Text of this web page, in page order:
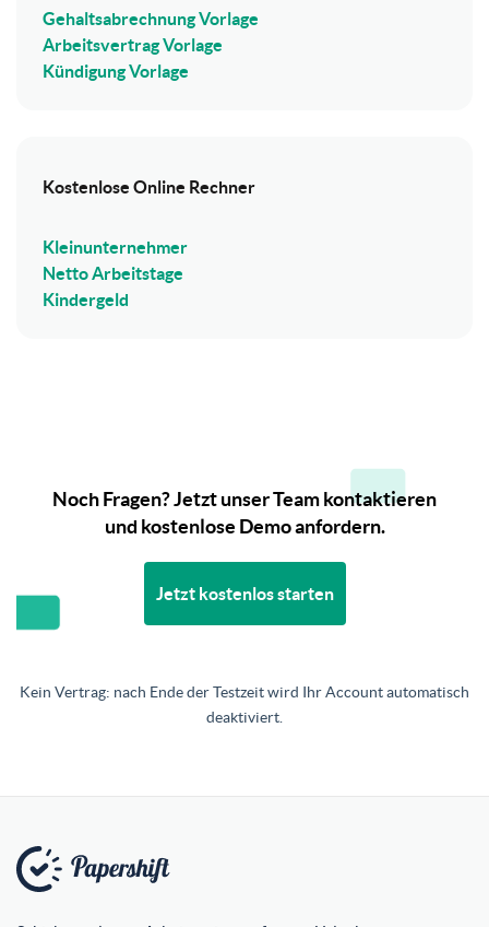
Gehaltsabrechnung Vorlage
Arbeitsvertrag Vorlage
Kündigung Vorlage
Kostenlose Online Rechner
Kleinunternehmer
Netto Arbeitstage
Kindergeld
Noch Fragen? Jetzt unser Team kontaktieren
und kostenlose Demo anfordern.
Jetzt kostenlos starten
Kein Vertrag: nach Ende der Testzeit wird Ihr Account automatisch
deaktiviert.